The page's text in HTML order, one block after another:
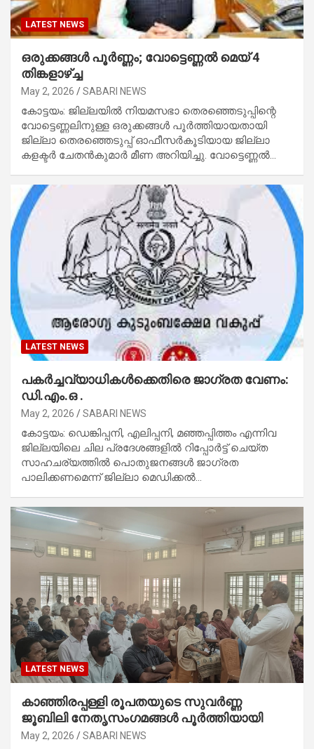
LATEST NEWS
ഒരുക്കങ്ങൾ പൂർണ്ണം; വോട്ടെണ്ണൽ മെയ് 4
തിങ്കളാഴ്ച്ച
May 2, 2026 SABARI NEWS
കോട്ടയം: ജില്ലയിൽ നിയമസഭാ തെരഞ്ഞെടുപ്പിന്റെ
വോട്ടെണ്ണലിനുള്ള ഒരുക്കങ്ങൾ പൂർത്തിയായതായി
ജില്ലാ തെരഞ്ഞെടുപ്പ് ഓഫീസർകൂടിയായ ജില്ലാ
കളക്ടർ ചേതൻകുമാർ മീണ അറിയിച്ചു. വോട്ടെണ്ണൽ…
LATEST NEWS
പകർച്ചവ്യാധികൾക്കെതിരെ ജാഗ്രത വേണം:
ഡി.എം.ഒ .
May 2, 2026 SABARI NEWS
കോട്ടയം: ഡെങ്കിപ്പനി, എലിപ്പനി, മഞ്ഞപ്പിത്തം എന്നിവ
ജില്ലയിലെ ചില പ്രദേശങ്ങളിൽ റിപ്പോർട്ട് ചെയ്ത
സാഹചര്യത്തിൽ പൊതുജനങ്ങൾ ജാഗ്രത
പാലിക്കണമെന്ന് ജില്ലാ മെഡിക്കൽ…
LATEST NEWS
കാഞ്ഞിരപ്പള്ളി രൂപതയുടെ സുവർണ്ണ
ജൂബിലി നേതൃസംഗമങ്ങൾ പൂർത്തിയായി
May 2, 2026 SABARI NEWS